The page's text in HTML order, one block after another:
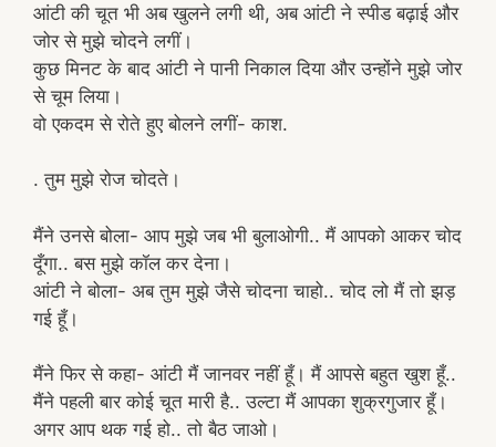
आंटी की चूत भी अब खुलने लगी थी, अब आंटी ने स्पीड बढ़ाई और
जोर से मुझे चोदने लगीं।
कुछ मिनट के बाद आंटी ने पानी निकाल दिया और उन्होंने मुझे जोर
से चूम लिया।
वो एकदम से रोते हुए बोलने लगीं- काश.
. तुम मुझे रोज चोदते।
मैंने उनसे बोला- आप मुझे जब भी बुलाओगी.. मैं आपको आकर चोद
दूँगा.. बस मुझे कॉल कर देना।
आंटी ने बोला- अब तुम मुझे जैसे चोदना चाहो.. चोद लो मैं तो झड़
गई हूँ।
मैंने फिर से कहा- आंटी मैं जानवर नहीं हूँ। मैं आपसे बहुत खुश हूँ..
मैंने पहली बार कोई चूत मारी है.. उल्टा मैं आपका शुक्रगुजार हूँ।
अगर आप थक गई हो.. तो बैठ जाओ।